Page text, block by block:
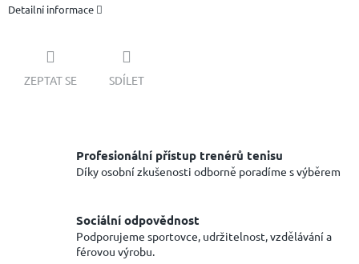
Detailní informace
ZEPTAT SE SDÍLET
Profesionální přístup trenérů tenisu
Díky osobní zkušenosti odborně poradíme s výběrem
Sociální odpovědnost
Podporujeme sportovce, udržitelnost, vzdělávání a
férovou výrobu.